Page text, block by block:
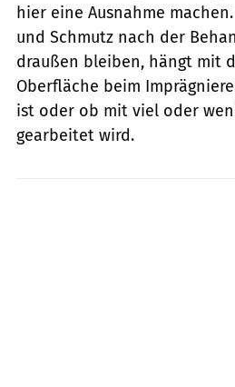
hier eine Ausnahme
und Schmutz nach der
draußen bleiben, hängt mit
Oberfläche beim
ist oder ob mit viel oder
gearbeitet wird.